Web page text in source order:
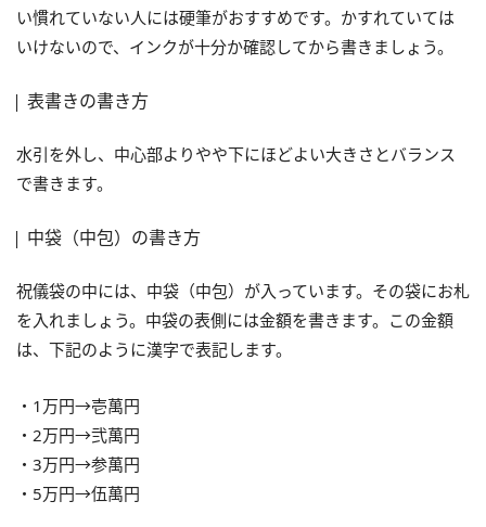
い慣れていない人には硬筆がおすすめです。かすれていては
いけないので、インクが十分か確認してから書きましょう。
表書きの書き方
水引を外し、中心部よりやや下にほどよい大きさとバランス
で書きます。
中袋（中包）の書き方
祝儀袋の中には、中袋（中包）が入っています。その袋にお札
を入れましょう。中袋の表側には金額を書きます。この金額
は、下記のように漢字で表記します。
・1万円→壱萬円
・2万円→弐萬円
・3万円→参萬円
・5万円→伍萬円